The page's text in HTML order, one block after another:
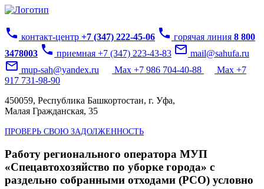
phone контакт-центр +7 (347) 222-45-06 phone горячая линия 8 800
3478003 phone приемная +7 (347) 223-43-83 mail_outline mail@sahufa.ru
mail_outline mup-sah@yandex.ru Max +7 986 704-40-88
Max +7
917 731-98-90
450059, Республика Башкортостан, г. Уфа,
Малая Гражданская, 35
ПРОВЕРЬ СВОЮ ЗАДОЛЖЕННОСТЬ
Работу регионального оператора МУП
«Спецавтохозяйство по уборке города» с
раздельно собранными отходами (РСО) условно